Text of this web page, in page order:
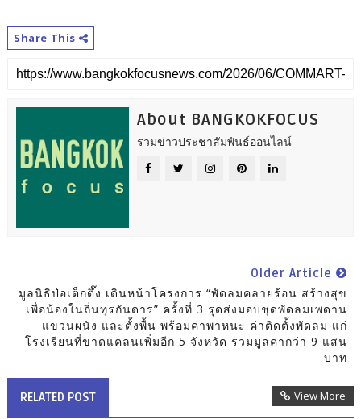
Share This
About BANGKOKFOCUS
รวมข่าวประชาสัมพันธ์ออนไลน์
Older Article
มูลนิธิป่อเต็กตึ๊ง เดินหน้าโครงการ “พัดลมคลายร้อน สร้างสุข
เพื่อน้องในถิ่นทุรกันดาร” ครั้งที่ 3 รุดส่งมอบชุดพัดลมเพดาน
แขวนผนัง และตั้งพื้น พร้อมค่าพาหนะ ค่าติดตั้งพัดลม แก่
โรงเรียนที่ขาดแคลนเพิ่มอีก 5 จังหวัด รวมมูลค่ากว่า 9 แสน
บาท
RELATED POST View More